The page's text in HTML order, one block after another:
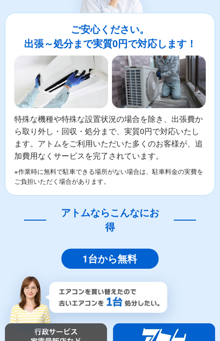
ご安心ください。
出張～処分まで実質0円で対応します！
特殊な機種や特殊な設置状況の場合を除き、出張費か
ら取り外し・回収・処分まで、実質0円で対応いたし
ます。アトムをご利用いただいた多くのお客様が、追
加費用なくサービスを完了されています。
※作業時に無料で駐車できる場所がない場合は、駐車料金の実費を
ご負担いただく場合があります。
アトムならこんなにお
得
1台から無料